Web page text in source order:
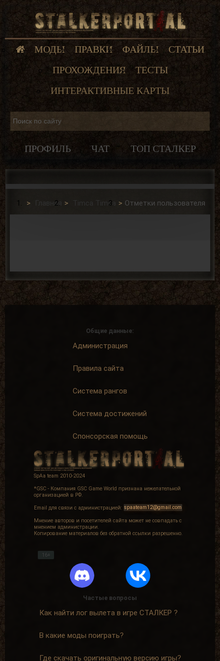
МОДЫ ПРАВКИ ФАЙЛЫ
СТАТЬИ
ПРОХОЖДЕНИЯ
ТЕСТЫ
ИНТЕРАКТИВНЫЕ КАРТЫ
ПРОФИЛЬ ЧАТ ТОП СТАЛКЕР
Главная Timca Timca Отметки пользователя
Общие данные:
Администрация
Правила сайта
Система рангов
Система достижений
Спонсорская помощь
SpAa team 2010-2024
*GSC - Компания GSC Game World признана нежелательной
организацией в РФ.
Email для связи с администрацией: spaateam12@gmail.com
Мнение авторов и посетителей сайта может не совпадать с
мнением администрации.
Копирование материалов без обратной ссылки разрешенно.
16+
Частые вопросы
Как найти лог вылета в игре СТАЛКЕР ?
В какие моды поиграть?
Где скачать оригинальную версию игры?